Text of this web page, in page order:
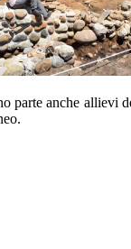
parte anche allievi